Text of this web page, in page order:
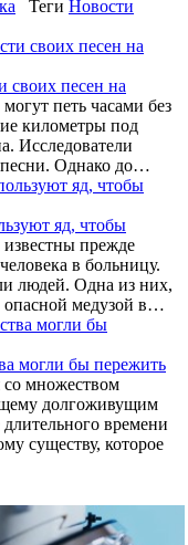
Теги Новости
своих песен на
петь часами без
километры под
Исследователи
песни. Однако до…
яд, чтобы
прежде
в больницу.
людей. Одна из них,
опасной медузой в…
могли бы пережить
со множеством
долгоживущим
времени
существу, которое